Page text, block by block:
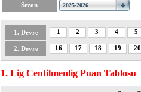
Sezon
1. Devre 1 2 3 4 5
2. Devre 16 17 18 19 20
1. Lig Centilmenlig Puan Tablosu